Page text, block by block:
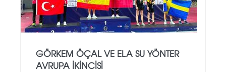
GÖRKEM ÖÇAL VE ELA SU YÖNTER
AVRUPA İKINCISI